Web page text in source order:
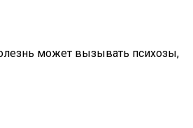
может вызывать психозы,